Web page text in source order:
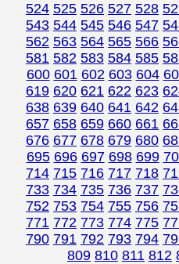
524 525 526 527 528
543 544 545 546 547
562 563 564 565 566
581 582 583 584 585
600 601 602 603 604
619 620 621 622 623
638 639 640 641 642
657 658 659 660 661
676 677 678 679 680
695 696 697 698 699
714 715 716 717 718
733 734 735 736 737
752 753 754 755 756
771 772 773 774 775
790 791 792 793 794
809 810 811 812